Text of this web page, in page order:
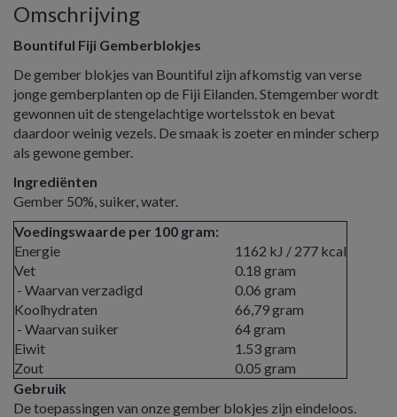
Omschrijving
Bountiful Fiji Gemberblokjes
De gember blokjes van Bountiful zijn afkomstig van verse
jonge gemberplanten op de Fiji Eilanden. Stemgember wordt
gewonnen uit de stengelachtige wortelsstok en bevat
daardoor weinig vezels. De smaak is zoeter en minder scherp
als gewone gember.
Ingrediënten
Gember 50%, suiker, water.
Voedingswaarde per 100 gram:
Energie
1162 kJ / 277 kcal
Vet
0.18 gram
- Waarvan verzadigd
0.06 gram
Koolhydraten
66,79 gram
- Waarvan suiker
64 gram
Eiwit
1.53 gram
Zout
0.05 gram
Gebruik
De toepassingen van onze gember blokjes zijn eindeloos.